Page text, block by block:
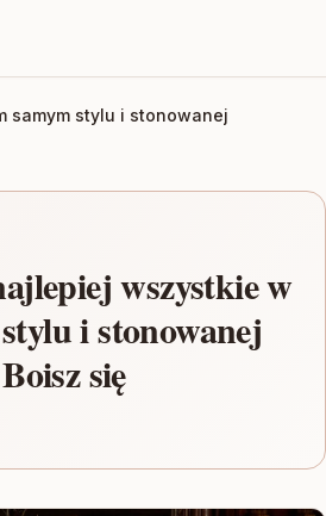
samym stylu i stonowanej
wszystkie w
i stonowanej
się